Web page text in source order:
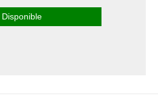
Disponible